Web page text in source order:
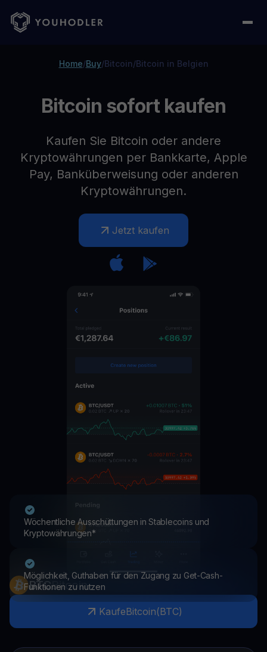
Home/Buy/Bitcoin/Bitcoin in Belgien
Bitcoin sofort kaufen
Kaufen Sie Bitcoin oder andere
Kryptowährungen per Bankkarte, Apple
Pay, Banküberweisung oder anderen
Kryptowährungen.
Jetzt kaufen
Wöchentliche Ausschüttungen in Stablecoins und
Kryptowährungen*
Möglichkeit, Guthaben für den Zugang zu Get-Cash-
Funktionen zu nutzen
BTCBitcoin
KaufeBitcoin(BTC)